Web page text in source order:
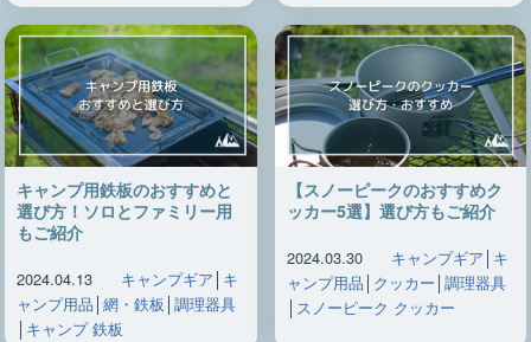
キャンプ用鉄板のおすすめと
選び方！ソロとファミリー用
もご紹介
2024.04.13 キャンプギア │ キ
ャンプ用品 │ 網・鉄板 │ 調理器具
│ キャンプ 鉄板
【スノーピークのおすすめク
ッカー5選】選び方もご紹介
2024.03.30 キャンプギア │ キ
ャンプ用品 │ クッカー │ 調理器具
│ スノーピーク クッカー